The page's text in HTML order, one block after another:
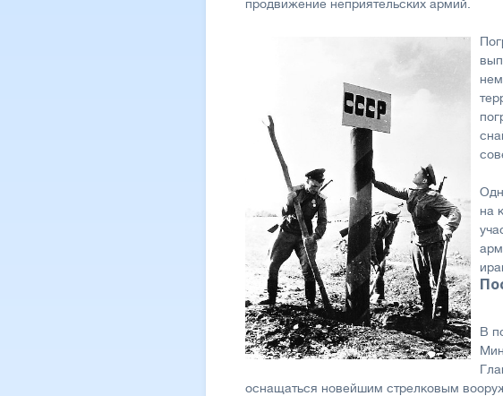
продвижение неприятельских армий.
на
В
оснащаться новейшим стрелковым